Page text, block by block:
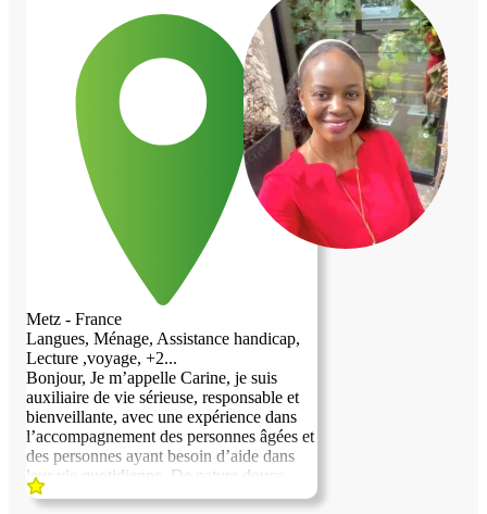
Metz - France
Langues, Ménage, Assistance handicap,
Lecture ,voyage, +2...
Bonjour, Je m’appelle Carine, je suis
auxiliaire de vie sérieuse, responsable et
bienveillante, avec une expérience dans
l’accompagnement des personnes âgées et
des personnes ayant besoin d’aide dans
leur vie quotidienne. De nature douce,
patiente et à l’écoute, j’accorde une